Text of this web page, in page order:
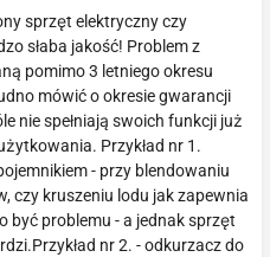
sprzęt elektryczny czy
słaba jakość! Problem z
pomimo 3 letniego okresu
mówić o okresie gwarancji
nie spełniają swoich funkcji już
Przykład nr 1.
- przy blendowaniu
czy kruszeniu lodu jak zapewnia
być problemu - a jednak sprzęt
nr 2. - odkurzacz do